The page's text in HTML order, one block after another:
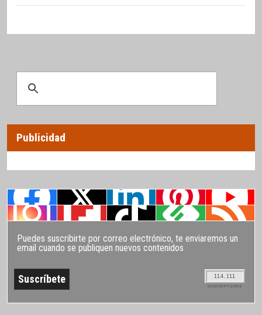
Publicidad
Puedes suscribirte por correo electrónico, te enviaremos un
email cuando se publiquen nuevos contenidos
114.111
SUSCRIPTORES